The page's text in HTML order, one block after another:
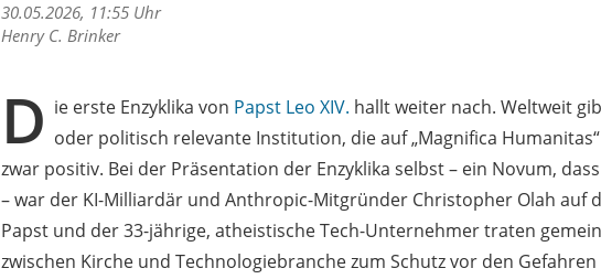
30.05.2026, 11:55 Uhr
Henry C. Brinker
D ie erste Enzyklika von Papst Leo XIV. hallt weiter nach. Weltweit
oder politisch relevante Institution, die auf „Magnifica
zwar positiv. Bei der Präsentation der Enzyklika selbst – ein Novum,
– war der KI-Milliardär und Anthropic-Mitgründer Christopher Olah auf
Papst und der 33-jährige, atheistische Tech-Unternehmer traten
zwischen Kirche und Technologiebranche zum Schutz vor den